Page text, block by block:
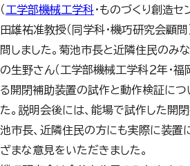
（ 工学部機械工学科・ものづくり創造セ
田雄祐准教授（同学科・機巧研究会顧
問しました。菊池市長と近隣住民のみ
の生野さん（工学部機械工学科２年・
る開閉補助装置の試作と動作検証につ
た。説明会後には、能場で試作した開
池市長、近隣住民の方にも実際に装置
ざまな意見をいただきました。